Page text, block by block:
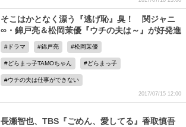
そこはかとなく漂う『逃げ恥』臭！ 関ジャニ
∞・錦戸亮＆松岡茉優『ウチの夫は～』が好発進
ドラマ 錦戸亮 松岡茉優
どらまっ子TAMOちゃん どらまっ子
ウチの夫は仕事ができない
2017/07/15 12:00
長瀬智也、TBS『ごめん、愛してる』香取慎吾